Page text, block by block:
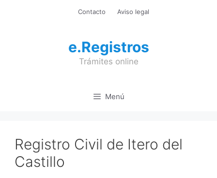
Contacto Aviso legal
e.Registros
Trámites online
Menú
Registro Civil de Itero del
Castillo